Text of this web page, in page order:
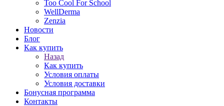
Too Cool For School
WellDerma
Zenzia
Новости
Блог
Как купить
Назад
Как купить
Условия оплаты
Условия доставки
Бонусная программа
Контакты